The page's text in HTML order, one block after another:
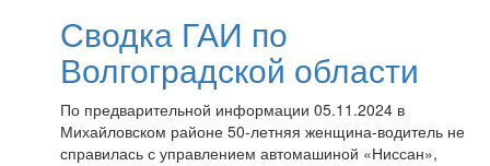
Сводка ГАИ по
Волгоградской области
По предварительной информации 05.11.2024 в
Михайловском районе 50-летняя женщина-водитель не
справилась с управлением автомашиной «Ниссан»,